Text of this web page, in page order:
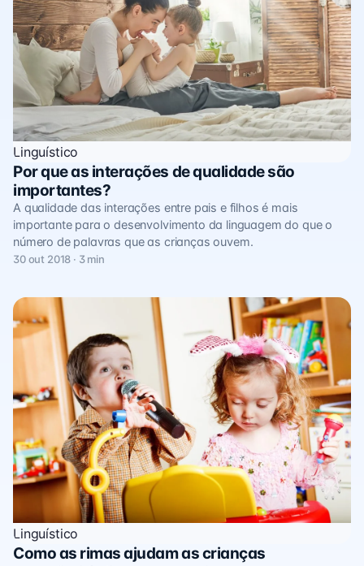
Linguístico
Por que as interações de qualidade são
importantes?
A qualidade das interações entre pais e filhos é mais
importante para o desenvolvimento da linguagem do que o
número de palavras que as crianças ouvem.
30 out 2018 · 3 min
Linguístico
Como as rimas ajudam as crianças